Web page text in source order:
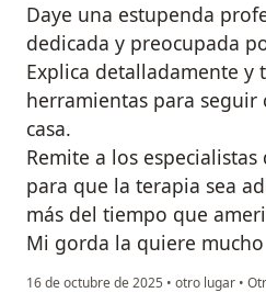
Daye una estupenda
dedicada y preocupada
Explica detalladamente y
herramientas para seguir
casa.
Remite a los
para que la terapia sea
más del tiempo que
Mi gorda la quiere mucho
16 de octubre de 2025 • otro lugar •